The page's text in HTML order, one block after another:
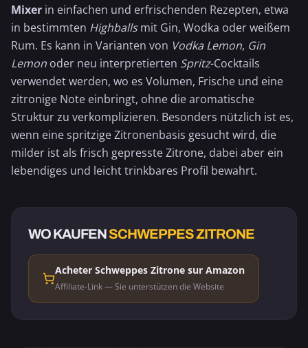
Mixer in einfachen und erfrischenden Rezepten, etwa
in bestimmten Highballsmit Gin, Wodka oder weißem
Rum. Es kann in Varianten von Vodka Lemon, Gin
Lemon oder neu interpretierten Spritz-Cocktails
verwendet werden, wo es Volumen, Frische und eine
zitronige Note einbringt, ohne die aromatische
Struktur zu verkomplizieren. Besonders nützlich ist es,
wenn eine spritzige Zitronenbasis gesucht wird, die
milder ist als frisch gepresste Zitrone, dabei aber ein
lebendiges und leicht trinkbares Profil bewahrt.
WO KAUFENSCHWEPPES ZITRONE
Acheter Schweppes Zitrone sur Amazon
Affiliate-Link — Sie unterstützen die Website